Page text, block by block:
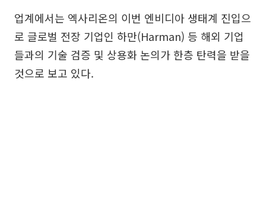
업계에서는 엑사리온의 이번 엔비디아 생태계 진입으
로 글로벌 전장 기업인 하만(Harman) 등 해외 기업
들과의 기술 검증 및 상용화 논의가 한층 탄력을 받을
것으로 보고 있다.